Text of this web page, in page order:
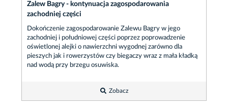
Zalew Bagry - kontynuacja zagospodarowania
zachodniej części
Dokończenie zagospodarowanie Zalewu Bagry w jego
zachodniej i południowej części poprzez poprowadzenie
oświetlonej alejki o nawierzchni wygodnej zarówno dla
pieszych jak i rowerzystów czy biegaczy wraz z mała kładką
nad wodą przy brzegu osuwiska.
Zobacz